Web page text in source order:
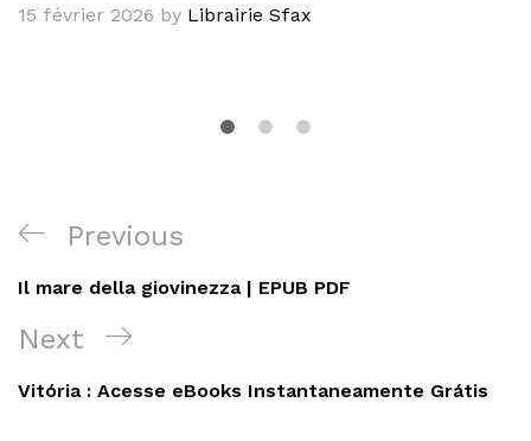
15 février 2026 by Librairie Sfax
Navigation
de
l’article
Previous
Post
Previous
Il mare della giovinezza | EPUB PDF
Next
Post
Next
Vitória : Acesse eBooks Instantaneamente Grátis